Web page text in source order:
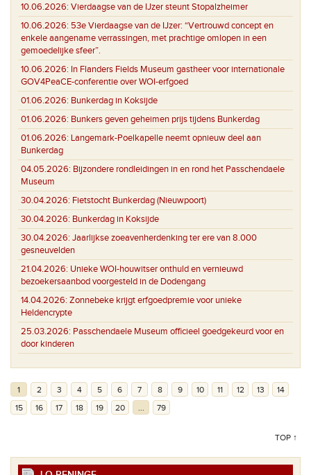
10.06.2026: Vierdaagse van de IJzer steunt Stopalzheimer
10.06.2026: 53e Vierdaagse van de IJzer: “Vertrouwd concept en
enkele aangename verrassingen, met prachtige omlopen in een
gemoedelijke sfeer”.
10.06.2026: In Flanders Fields Museum gastheer voor internationale
GOV4PeaCE-conferentie over WOI-erfgoed
01.06.2026: Bunkerdag in Koksijde
01.06.2026: Bunkers geven geheimen prijs tijdens Bunkerdag
01.06.2026: Langemark-Poelkapelle neemt opnieuw deel aan
Bunkerdag
04.05.2026: Bijzondere rondleidingen in en rond het Passchendaele
Museum
30.04.2026: Fietstocht Bunkerdag (Nieuwpoort)
30.04.2026: Bunkerdag in Koksijde
30.04.2026: Jaarlijkse zoeavenherdenking ter ere van 8.000
gesneuvelden
21.04.2026: Unieke WOI-houwitser onthuld en vernieuwd
bezoekersaanbod voorgesteld in de Dodengang
14.04.2026: Zonnebeke krijgt erfgoedpremie voor unieke
Heldencrypte
25.03.2026: Passchendaele Museum officieel goedgekeurd voor en
door kinderen
1 2 3 4 5 6 7 8 9 10 11 12 13
14
15
16 17 18 19 20 79
TOP ↑